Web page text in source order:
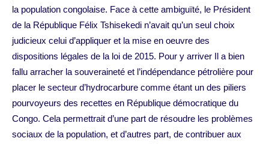
la population congolaise. Face à cette ambiguïté, le Président
de la République Félix Tshisekedi n’avait qu’un seul choix
judicieux celui d’appliquer et la mise en oeuvre des
dispositions légales de la loi de 2015. Pour y arriver Il a bien
fallu arracher la souveraineté et l’indépendance pétrolière pour
placer le secteur d’hydrocarbure comme étant un des piliers
pourvoyeurs des recettes en République démocratique du
Congo. Cela permettrait d’une part de résoudre les problèmes
sociaux de la population, et d’autres part, de contribuer aux